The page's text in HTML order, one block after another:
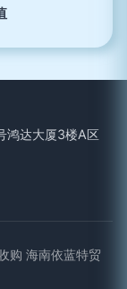
鸿达大厦3楼A区
购 海南依蓝特贸